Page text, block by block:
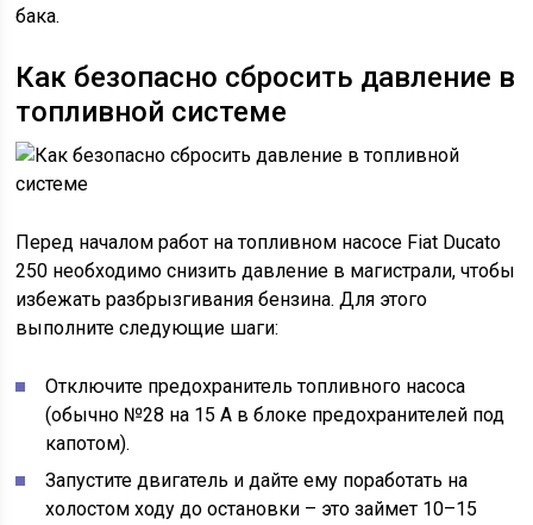
бака.
Как безопасно сбросить давление в
топливной системе
Перед началом работ на топливном насосе Fiat Ducato
250 необходимо снизить давление в магистрали, чтобы
избежать разбрызгивания бензина. Для этого
выполните следующие шаги:
Отключите предохранитель топливного насоса
(обычно №28 на 15 А в блоке предохранителей под
капотом).
Запустите двигатель и дайте ему поработать на
холостом ходу до остановки – это займет 10–15